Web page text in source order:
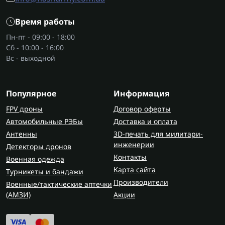
Как выбрать дополнительные
батареи?
Оценивайте свои потребности: какая мощность
нужна, сколько приборов вы планируете
совместимость и мобильность.
Где приобрести дополнительные
батареи?
Надежные решения для масштабирования
вашей энергосистемы вы найдете в
Здесь представлены официальные модели с
гарантией, быстрой доставкой по Украине и
поддержкой специалистов, которые помогут
задачи.
Время работы
Пн-пт - 09:00 - 18:00
Сб - 10:00 - 16:00
Вс - выходной
Популярное
FPV дроны
Автомобильные РЭБы
Антенны
Детекторы дронов
Военная одежда
Турникеты и бандажи
Военные/тактические аптечки
(AMЗИ)
Информация
Договор оферты
Доставка и оплата
3D-печать для милитари-
инженерии
Контакты
Карта сайта
Производители
Акции